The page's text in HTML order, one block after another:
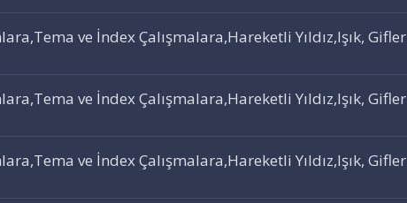
ve İndex Çalışmalara,Hareketli Yıldız,Işık, Gifler
ve İndex Çalışmalara,Hareketli Yıldız,Işık, Gifler
ve İndex Çalışmalara,Hareketli Yıldız,Işık, Gifler